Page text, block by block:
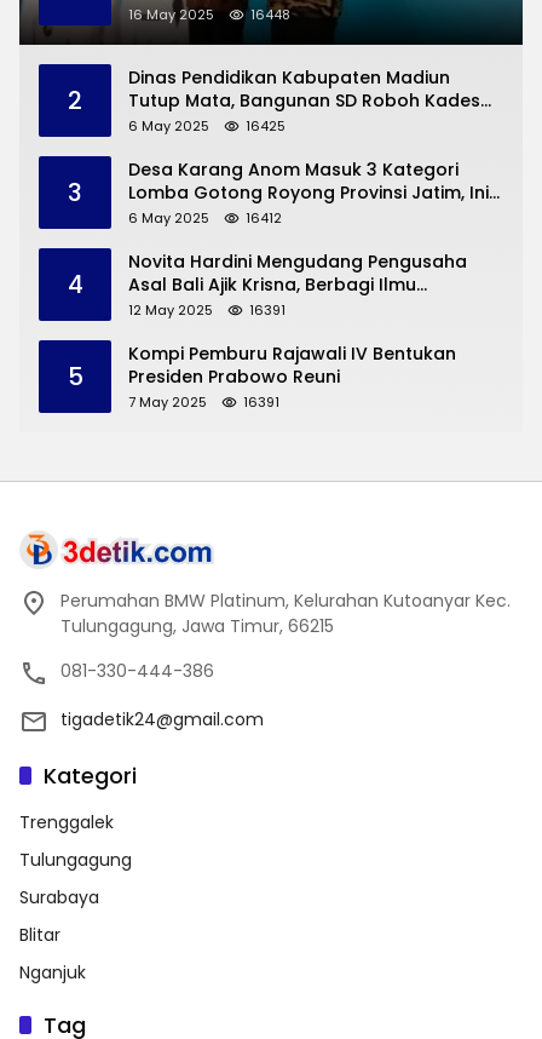
Permasalahan Hukum
16 May 2025 16448
2
Dinas Pendidikan Kabupaten Madiun
Tutup Mata, Bangunan SD Roboh Kades
Dermorejo Bangun Pakai Dana Pribadi
6 May 2025 16425
3
Desa Karang Anom Masuk 3 Kategori
Lomba Gotong Royong Provinsi Jatim, Ini
yang Disampaikan Sekda Trenggalek
6 May 2025 16412
4
Novita Hardini Mengudang Pengusaha
Asal Bali Ajik Krisna, Berbagi Ilmu
Pengembangan Pariwisata dan UMKM
12 May 2025 16391
5
Kompi Pemburu Rajawali IV Bentukan
Presiden Prabowo Reuni
7 May 2025 16391
Perumahan BMW Platinum, Kelurahan Kutoanyar Kec.
Tulungagung, Jawa Timur, 66215
081-330-444-386
tigadetik24@gmail.com
Kategori
Trenggalek
Tulungagung
Surabaya
Blitar
Nganjuk
Tag